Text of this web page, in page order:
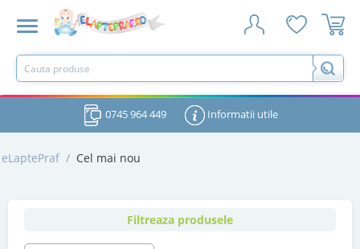
0745 964 449 Informatii utile
eLaptePraf / Cel mai nou
Filtreaza produsele